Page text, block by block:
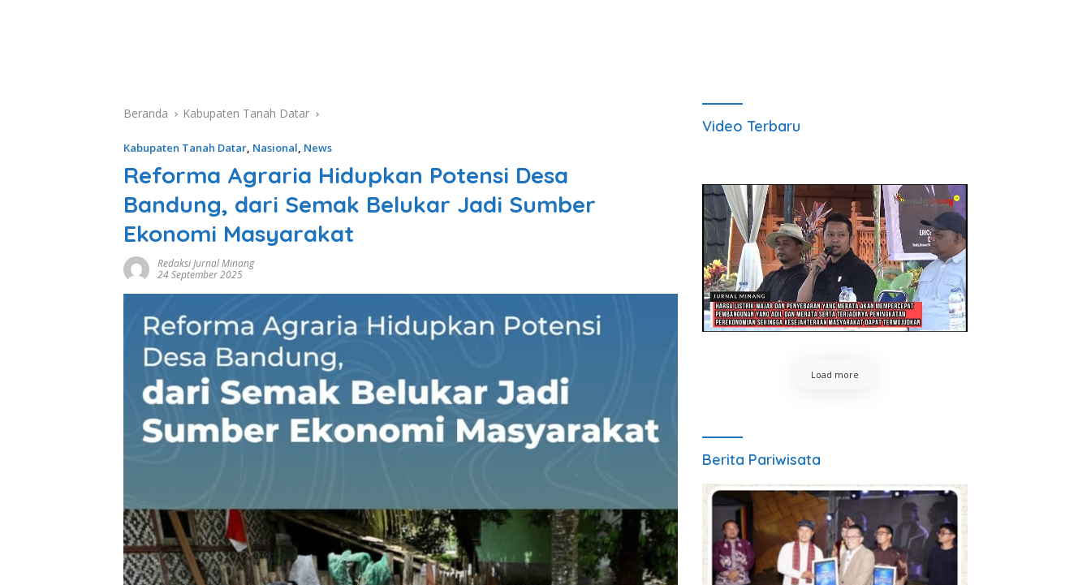
Beranda Kabupaten Tanah Datar
Kabupaten Tanah Datar, Nasional, News
Reforma Agraria Hidupkan Potensi Desa
Bandung, dari Semak Belukar Jadi Sumber
Ekonomi Masyarakat
Redaksi Jurnal Minang
24 September 2025
Video Terbaru
Load more
Berita Pariwisata